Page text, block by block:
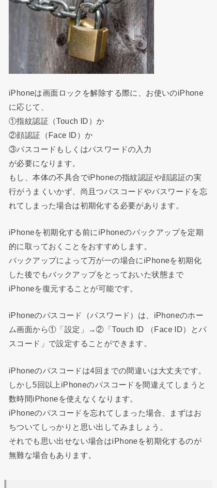
iPhoneは画面ロックを解除する際に、お使いのiPhone
に応じて、
①指紋認証（Touch ID）か
②顔認証（Face ID）か
③パスコードもしくはパスワードの入力
が必要になります。
もし、本体の不具合でiPhoneの指紋認証や顔認証の実
行がうまくいかず、尚且つパスコードやパスワードを忘
れてしまった場合は初期化する必要があります。
iPhoneを初期化する前に iPhoneのバックアップを定期
的に取っておくことをおすすめします。
バックアップによって万が一の場合に iPhoneを初期化
した後でもバックアップをとっておいた状態まで
iPhoneを復元することが可能です。
iPhoneのパスコード（パスワード）は、 iPhoneのホー
ム画面から①「設定」→②「Touch ID （ Face ID）とパ
スコード」で設定することができます。
iPhoneのパスコードは4回までの間違いは大丈夫です。
しかし5回以上 iPhoneのパスコードを間違えてしまうと
数時間iPhoneを使えなくなります。
iPhoneのパスコードを忘れてしまった場合、まずはお
ちついてしっかりと思い出してみましょう。
それでも思い出せない場合はiPhoneを初期化するのが
無難な場合もあります。